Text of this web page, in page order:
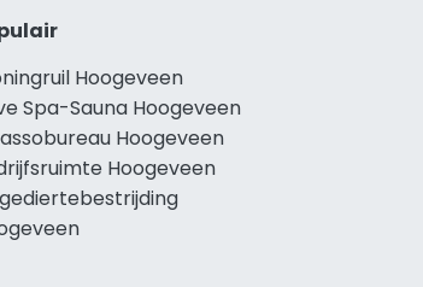
Hoogeveen
Spa-Sauna Hoogeveen
Hoogeveen
Hoogeveen